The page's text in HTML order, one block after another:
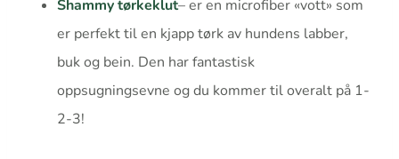
Shammy tørkeklut– er en microfiber «vott» som
er perfekt til en kjapp tørk av hundens labber,
buk og bein. Den har fantastisk
oppsugningsevne og du kommer til overalt på 1-
2-3!